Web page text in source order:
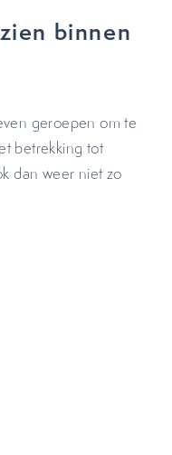
binnen
geroepen om te
betrekking tot
dan weer niet zo